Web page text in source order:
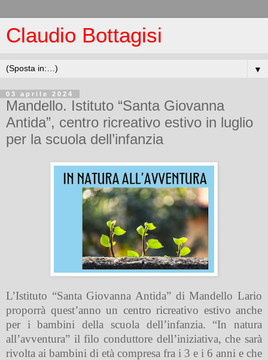
Claudio Bottagisi
▼
03 aprile 2024
Mandello. Istituto “Santa Giovanna
Antida”, centro ricreativo estivo in luglio
per la scuola dell’infanzia
L’Istituto “Santa Giovanna Antida” di Mandello Lario
proporrà quest’anno un centro ricreativo estivo anche
per i bambini della scuola dell’infanzia. “In natura
all’avventura” il filo conduttore dell’iniziativa, che sarà
rivolta ai bambini di età compresa fra i 3 e i 6 anni e che